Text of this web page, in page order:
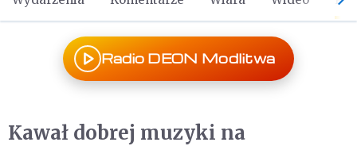
Radio DEON Modlitwa
Kawał dobrej muzyki na